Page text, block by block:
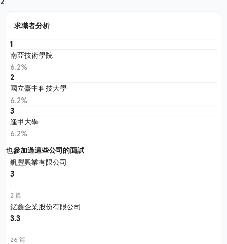
求職者分析
1
南亞技術學院
6.2%
2
國立臺中科技大學
6.2%
3
逢甲大學
6.2%
也參加過這些公司的面試
釩豐興業有限公司
3
·
2 篇
釔鑫企業股份有限公司
3.3
·
26 篇